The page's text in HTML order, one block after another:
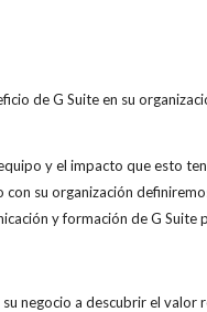
de G Suite en su
y el impacto que esto
su organización
y formación de G Suite
negocio a descubrir el valor